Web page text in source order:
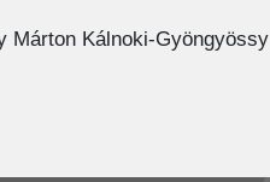
Márton Kálnoki-Gyöngyössy